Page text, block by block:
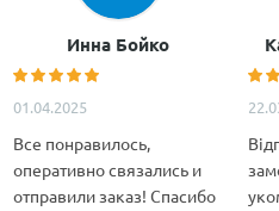
Инна Бойко
01.04.2025
Все понравилось,
оперативно связались и
отправили заказ! Спасибо